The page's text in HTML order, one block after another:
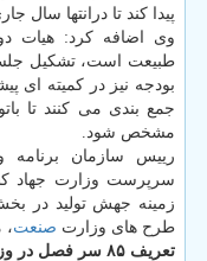
پیدا كند تا درانتها سال
وی اضافه كرد: هیات
طبیعت است، تشكیل
بودجه نیز در كمیته ای
جمع بندی می كنند تا
مشخص شود.
رییس سازمان برنامه
سرپرست وزارت جهاد
زمینه جهش تولید در
طرح های وزارت صنعت،
تعریف ۸۵ سر فصل در وزارت راه با هدف تحقق جهش تولید